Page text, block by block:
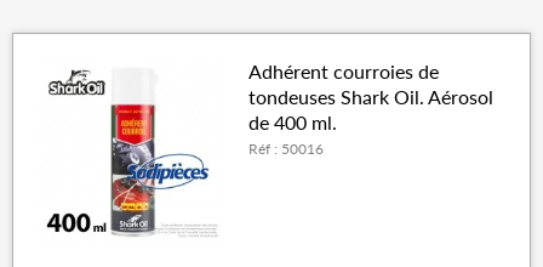
Adhérent courroies de
tondeuses Shark Oil. Aérosol
de 400 ml.
Réf : 50016